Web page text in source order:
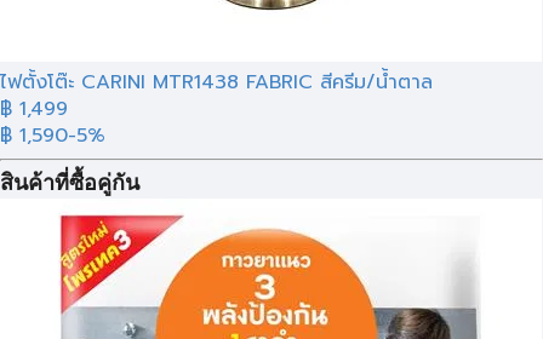
ไฟตั้งโต๊ะ CARINI MTR1438 FABRIC สีครีม/น้ำตาล
฿ 1,499
฿ 1,590-5%
สินค้าที่ซื้อคู่กัน